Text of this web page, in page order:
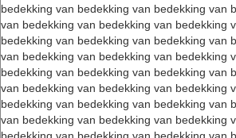
bedekking van bedekking van bedekking van
van bedekking van bedekking van bedekking
bedekking van bedekking van bedekking van
van bedekking van bedekking van bedekking
bedekking van bedekking van bedekking van
van bedekking van bedekking van bedekking
bedekking van bedekking van bedekking van
van bedekking van bedekking van bedekking